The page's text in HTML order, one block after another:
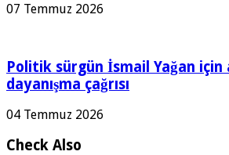
07 Temmuz 2026
Politik sürgün İsmail Yağan için
dayanışma çağrısı
04 Temmuz 2026
Check Also